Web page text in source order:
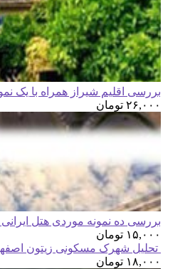
بررسی اقلیم شیراز همراه با یک نمونه
۲۶,۰۰۰ تومان
بررسی ده نمونه موردی هتل ایرانی و خارجی
۱۵,۰۰۰ تومان
تحلیل شهرک مسکونی زیتون
۱۸,۰۰۰ تومان